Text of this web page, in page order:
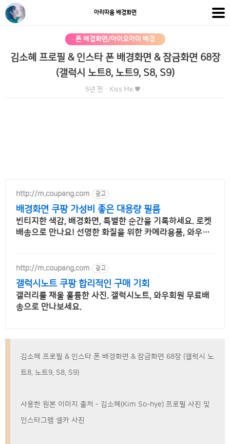
아리따움 배경화면
폰 배경화면/아이오아이 배경
김소혜 프로필 & 인스타 폰 배경화면 & 잠금화면 68장
(갤럭시 노트8, 노트9, S8, S9)
5년 전 · Kiss Me ♥ ·
http://m.coupang.com 광고
배경화면 쿠팡 가성비 좋은 대용량 필름
빈티지한 색감, 배경화면, 특별한 순간을 기록하세요. 로켓
배송으로 만나요! 선명한 화질을 위한 카메라용품, 와우회
http://m.coupang.com 광고
갤럭시노트 쿠팡 합리적인 구매 기회
갤러리를 채울 훌륭한 사진. 갤럭시노트, 와우회원 무료배
송으로 만나보세요.
김소혜 프로필 & 인스타 폰 배경화면 & 잠금화면 68장 (갤럭시 노
트8, 노트9, S8, S9)
사용한 원본 이미지 출처 - 김소혜(Kim So-hye) 프로필 사진 및
인스타그램 셀카 사진